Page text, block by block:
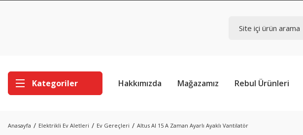
Kategoriler Hakkımızda Mağazamız Rebul Ürünleri
Anasayfa Elektrikli Ev Aletleri Ev Gereçleri Altus Al 15 A Zaman Ayarlı Ayaklı Vantilatör